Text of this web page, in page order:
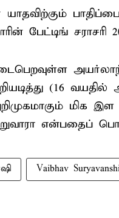
யாதவிற்கும்
பேட்டிங்
(16 வயதில்
அறிமுகமாகும்
என்பதைப்
Vaibhav